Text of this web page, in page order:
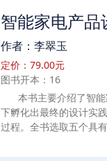
智能家电产品
作者：李翠玉
定价：79.00元
图书开本：16
本书主要介绍了智
下孵化出最终的设计实
过程。全书选取五个具